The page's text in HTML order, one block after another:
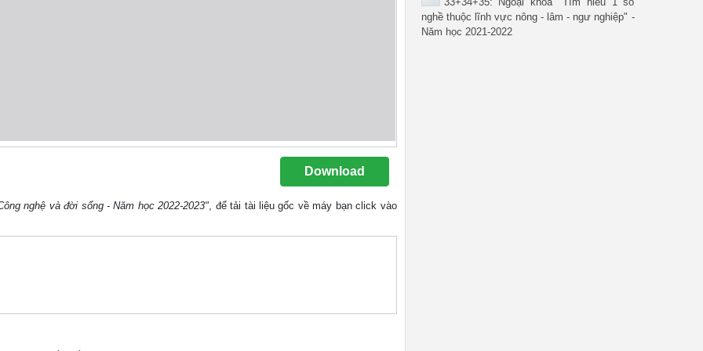
Download
nghệ và đời sống - Năm học 2022-2023", để tải tài liệu gốc về máy bạn click vào
nghề thuộc lĩnh vực nông - lâm - ngư nghiệp" -
Năm học 2021-2022